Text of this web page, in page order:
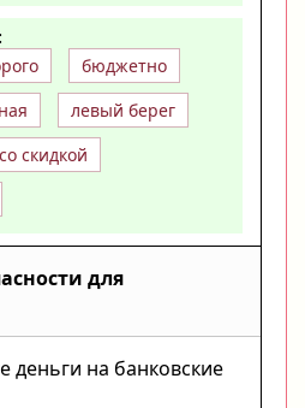
бюджетно
левый берег
скидкой
для
деньги на банковские